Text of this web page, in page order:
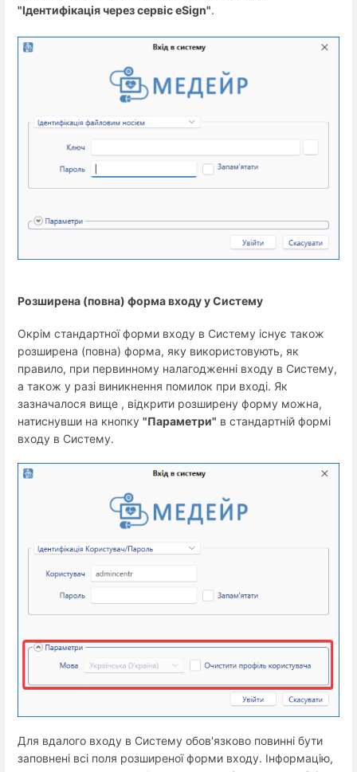
"Ідентифікація через сервіс eSign".
Розширена (повна) форма входу у Систему
Окрім стандартної форми входу в Систему існує також
розширена (повна) форма, яку використовують, як
правило, при первинному налагодженні входу в Систему,
а також у разі виникнення помилок при вході. Як
зазначалося вище , відкрити розширену форму можна,
натиснувши на кнопку "Параметри" в стандартній формі
входу в Систему.
Для вдалого входу в Систему обов'язково повинні бути
заповнені всі поля розширеної форми входу. Інформацію,